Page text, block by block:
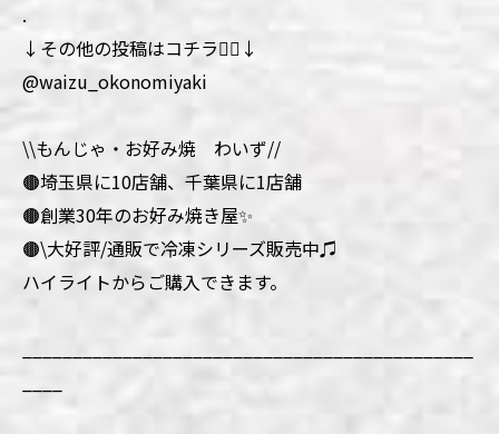
.
↓その他の投稿はコチラ💁‍♀️↓
@waizu_okonomiyaki
\\もんじゃ・お好み焼 わいず//
🟤埼玉県に10店舗、千葉県に1店舗
🟤創業30年のお好み焼き屋✨
🟤\大好評/通販で冷凍シリーズ販売中♫
ハイライトからご購入できます。